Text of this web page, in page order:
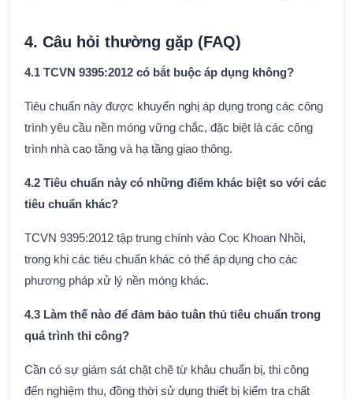
4. Câu hỏi thường gặp (FAQ)
4.1 TCVN 9395:2012 có bắt buộc áp dụng không?
Tiêu chuẩn này được khuyến nghị áp dụng trong các công
trình yêu cầu nền móng vững chắc, đặc biệt là các công
trình nhà cao tầng và hạ tầng giao thông.
4.2 Tiêu chuẩn này có những điểm khác biệt so với các
tiêu chuẩn khác?
TCVN 9395:2012 tập trung chính vào Cọc Khoan Nhồi,
trong khi các tiêu chuẩn khác có thể áp dụng cho các
phương pháp xử lý nền móng khác.
4.3 Làm thế nào để đảm bảo tuân thủ tiêu chuẩn trong
quá trình thi công?
Cần có sự giám sát chặt chẽ từ khâu chuẩn bị, thi công
đến nghiệm thu, đồng thời sử dụng thiết bị kiểm tra chất